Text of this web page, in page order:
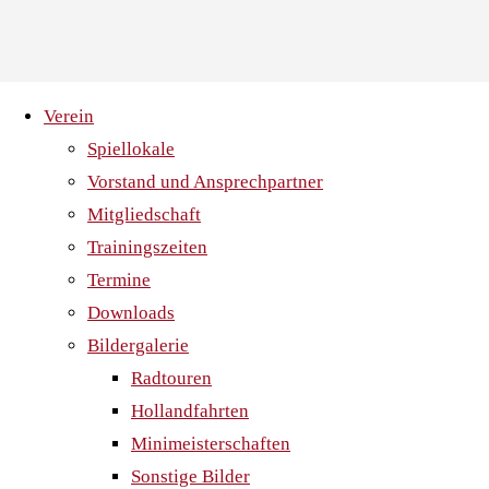
Verein
Spiellokale
Vorstand und Ansprechpartner
Mitgliedschaft
Trainingszeiten
Termine
Downloads
Bildergalerie
Radtouren
Hollandfahrten
Minimeisterschaften
Sonstige Bilder
Saison offiziell beendet !!!
offiziell
beendet